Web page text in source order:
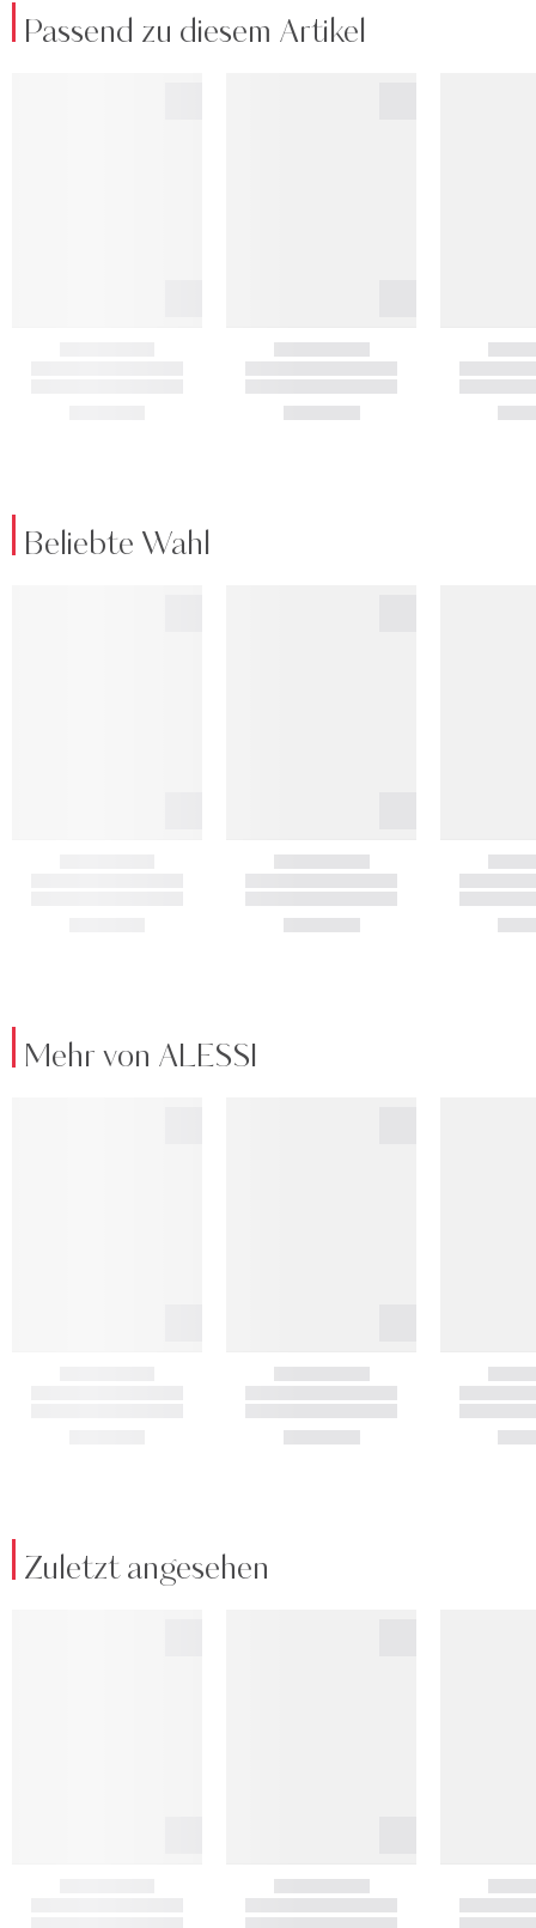
Passend zu diesem Artikel
Beliebte Wahl
Mehr von ALESSI
Zuletzt angesehen